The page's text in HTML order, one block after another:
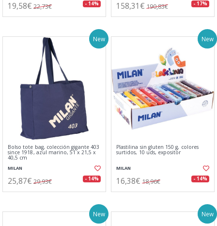
19,58€ 22,73€ - 14% 158,31€ 190,83€ - 17%
New
Bolso tote bag, colección gigante 403
since 1918, azul marino, 51 x 21,5 x
40,5 cm
MILAN
25,87€ 29,93€ - 14%
New
Plastilina sin gluten 150 g, colores
surtidos, 10 uds, expositor
MILAN
16,38€ 18,96€ - 14%
New New